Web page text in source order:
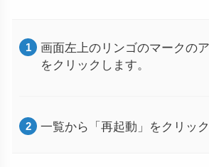
画面左上のリンゴのマークの
をクリックします。
一覧から「再起動」をクリック